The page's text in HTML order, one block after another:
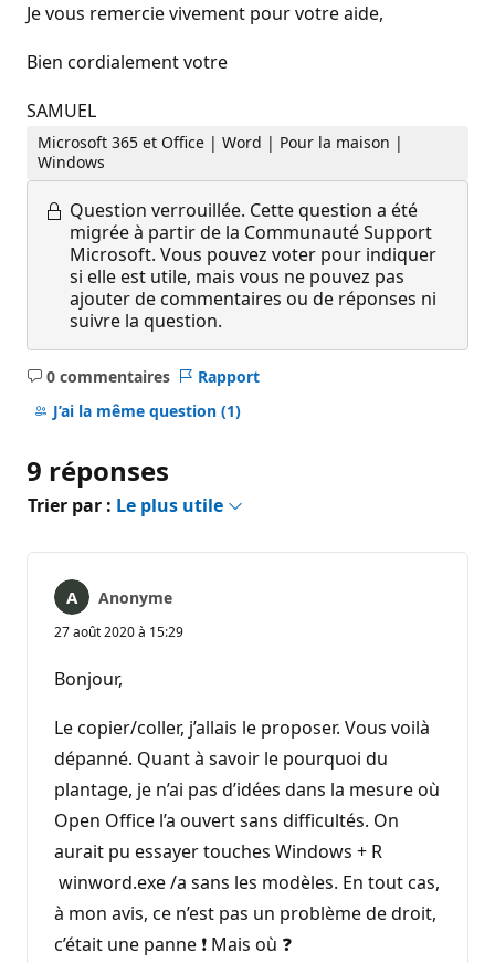
Je vous remercie vivement pour votre aide,
Bien cordialement votre
SAMUEL
Microsoft 365 et Office | Word | Pour la maison |
Windows
Question verrouillée. Cette question a été
migrée à partir de la Communauté Support
Microsoft. Vous pouvez voter pour indiquer
si elle est utile, mais vous ne pouvez pas
ajouter de commentaires ou de réponses ni
suivre la question.
0 commentaires
Aucun
commentaire
Rapport
J’ai la même question (1)
9 réponses
Trier par : Le plus utile
Anonyme
27 août 2020 à 15:29
Bonjour,
Le copier/coller, j’allais le proposer. Vous voilà
dépanné. Quant à savoir le pourquoi du
plantage, je n’ai pas d’idées dans la mesure où
Open Office l’a ouvert sans difficultés. On
aurait pu essayer touches Windows + R
winword.exe /a sans les modèles. En tout cas,
à mon avis, ce n’est pas un problème de droit,
c’était une panne ❗ Mais où ❓